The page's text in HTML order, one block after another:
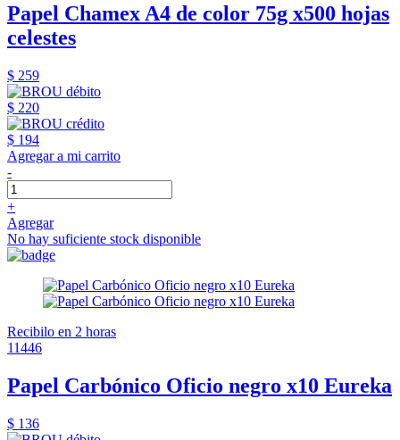
Papel Chamex A4 de color 75g x500 hojas
celestes
$ 259
$ 220
$ 194
Agregar a mi carrito
-
+
Agregar
No hay suficiente stock disponible
Recibilo en 2 horas
11446
Papel Carbónico Oficio negro x10 Eureka
$ 136